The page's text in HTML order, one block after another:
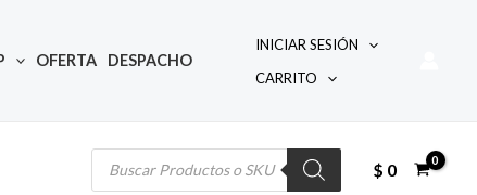
OFERTA DESPACHO
INICIAR SESIÓN
CARRITO
Búsqueda
$ 0